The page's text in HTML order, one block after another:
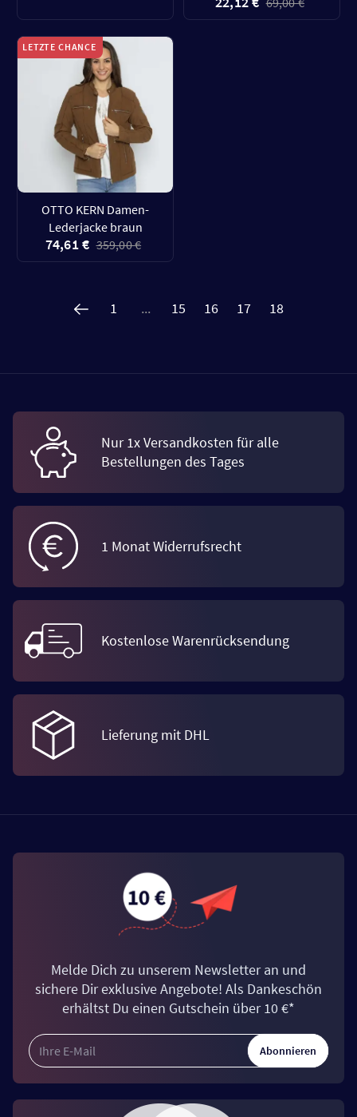
LETZTE CHANCE
OTTO KERN Damen-
Lederjacke braun
74,61 € 359,00 €
1 ... 15 16 17 18
Nur 1x Versandkosten für alle
Bestellungen des Tages
1 Monat Widerrufsrecht
Kostenlose Warenrücksendung
Lieferung mit DHL
Melde Dich zu unserem Newsletter an und
sichere Dir exklusive Angebote! Als Dankeschön
erhältst Du einen Gutschein über 10 €*
Abonnieren